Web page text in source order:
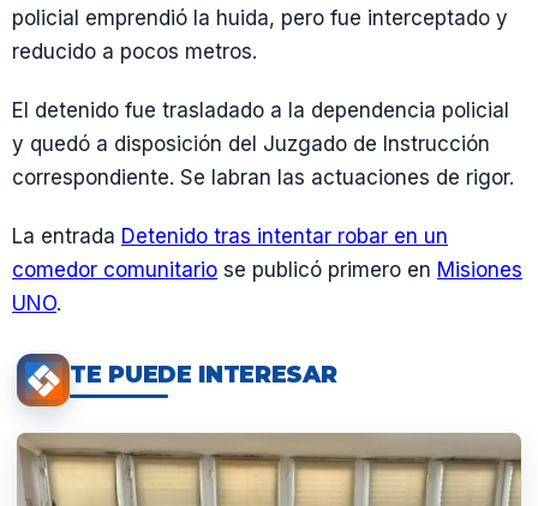
policial emprendió la huida, pero fue interceptado y
reducido a pocos metros.
El detenido fue trasladado a la dependencia policial
y quedó a disposición del Juzgado de Instrucción
correspondiente. Se labran las actuaciones de rigor.
La entrada Detenido tras intentar robar en un
comedor comunitario se publicó primero en Misiones
UNO.
TE PUEDE INTERESAR